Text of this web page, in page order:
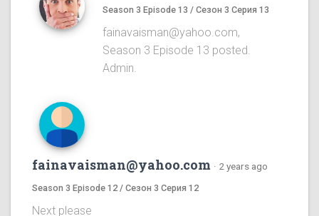
Season 3 Episode 13 / Сезон 3 Серия 13
fainavaisman@yahoo.com,
Season 3 Episode 13 posted.
Admin.
fainavaisman@yahoo.com · 2 years ago
Season 3 Episode 12 / Сезон 3 Серия 12
Next please